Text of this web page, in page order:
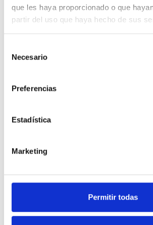
que les haya proporcionado o que
partir del uso que haya hecho de sus
Necesario
Preferencias
Estadística
Marketing
Permitir todas